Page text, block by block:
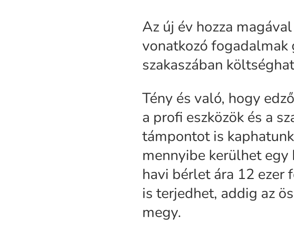
Az új év hozza
vonatkozó
szakaszában
Tény és való, hogy
a profi eszközök és a
támpontot is
mennyibe kerülhet
havi bérlet ára 12
is terjedhet, addig az
megy.